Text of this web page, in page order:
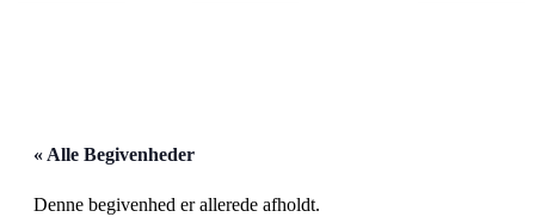
« Alle Begivenheder
Denne begivenhed er allerede afholdt.